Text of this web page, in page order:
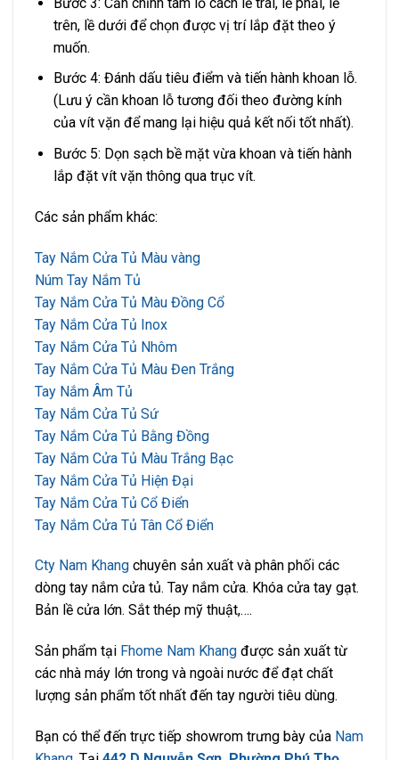
trên, lề dưới để chọn được vị trí lắp đặt theo ý
muốn.
Bước 4: Đánh dấu tiêu điểm và tiến hành khoan lỗ.
(Lưu ý cần khoan lỗ tương đối theo đường kính
của vít vặn để mang lại hiệu quả kết nối tốt nhất).
Bước 5: Dọn sạch bề mặt vừa khoan và tiến hành
lắp đặt vít vặn thông qua trục vít.
Các sản phẩm khác:
Tay Nắm Cửa Tủ Màu vàng
Núm Tay Nắm Tủ
Tay Nắm Cửa Tủ Màu Đồng Cổ
Tay Nắm Cửa Tủ Inox
Tay Nắm Cửa Tủ Nhôm
Tay Nắm Cửa Tủ Màu Đen Trắng
Tay Nắm Âm Tủ
Tay Nắm Cửa Tủ Sứ
Tay Nắm Cửa Tủ Bằng Đồng
Tay Nắm Cửa Tủ Màu Trắng Bạc
Tay Nắm Cửa Tủ Hiện Đại
Tay Nắm Cửa Tủ Cổ Điển
Tay Nắm Cửa Tủ Tân Cổ Điển
Cty Nam Khang chuyên sản xuất và phân phối các
dòng tay nắm cửa tủ. Tay nắm cửa. Khóa cửa tay gạt.
Bản lề cửa lớn. Sắt thép mỹ thuật,….
Sản phẩm tại Fhome Nam Khang được sản xuất từ
các nhà máy lớn trong và ngoài nước để đạt chất
lượng sản phẩm tốt nhất đến tay người tiêu dùng.
Bạn có thể đến trực tiếp showrom trưng bày của Nam